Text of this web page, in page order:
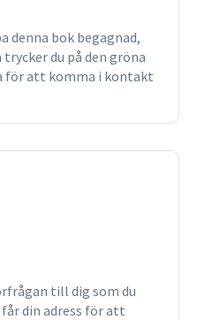
denna bok begagnad,
du på den gröna
för att komma i kontakt
till dig som du
din adress för att